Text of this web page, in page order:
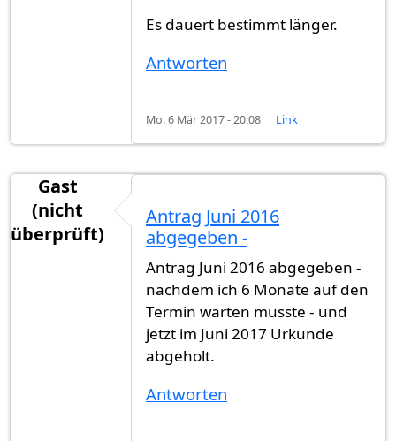
Es dauert bestimmt länger.
Antworten
Mo. 6 Mär 2017 - 20:08 Link
Gast
(nicht
überprüft)
Antrag Juni 2016
abgegeben -
Antrag Juni 2016 abgegeben -
nachdem ich 6 Monate auf den
Termin warten musste - und
jetzt im Juni 2017 Urkunde
abgeholt.
Antworten